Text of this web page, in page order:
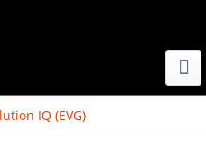
IQ (EVG)